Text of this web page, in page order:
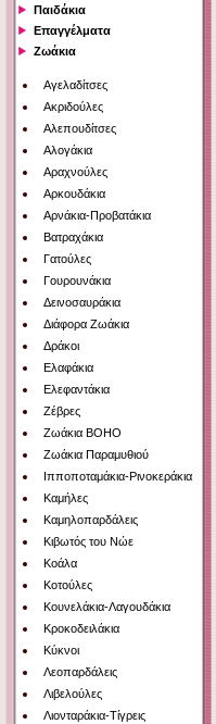
Παιδάκια
Επαγγέλματα
Ζωάκια
Αγελαδίτσες
Ακριδούλες
Αλεπουδίτσες
Αλογάκια
Αραχνούλες
Αρκουδάκια
Αρνάκια-Προβατάκια
Βατραχάκια
Γατούλες
Γουρουνάκια
Δεινοσαυράκια
Διάφορα Ζωάκια
Δράκοι
Ελαφάκια
Ελεφαντάκια
Ζέβρες
Ζωάκια BOHO
Ζωάκια Παραμυθιού
Ιπποποταμάκια-Ρινοκεράκια
Καμήλες
Καμηλοπαρδάλεις
Κιβωτός του Νώε
Κοάλα
Κοτούλες
Κουνελάκια-Λαγουδάκια
Κροκοδειλάκια
Κύκνοι
Λεοπαρδάλεις
Λιβελούλες
Λιονταράκια-Τίγρεις